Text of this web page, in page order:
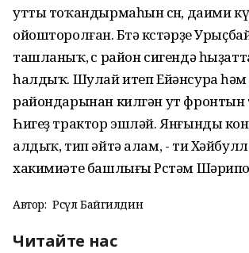
утты тоҡандырмаһын өсөн, даими
ойошторолған. Бөтә көстәрҙе
ташланыҡ, өс район сигендә
һалдыҡ. Шулай итеп Ейәнсура
райондарынан килгән ут фронтын
Һигеҙ трактор эшләй. Янғынды
алдыҡ, тип әйтә алам, - ти
хакимиәте башлығы Рөстәм
Автор: Рәсүл Байгилдин
Читайте нас